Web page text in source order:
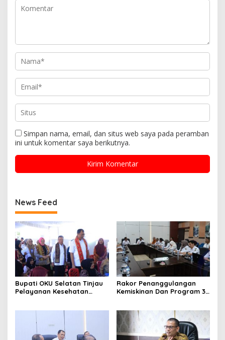
Simpan nama, email, dan situs web saya pada peramban
ini untuk komentar saya berikutnya.
News Feed
Bupati OKU Selatan Tinjau
Pelayanan Kesehatan
Kepedulian Pemerintah
Kepada Masyarakat
Rakor Penanggulangan
Kemiskinan Dan Program 3
Dengan Pemprov Sumsel